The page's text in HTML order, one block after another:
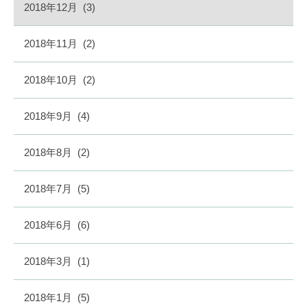
2018年12月 (3)
2018年11月 (2)
2018年10月 (2)
2018年9月 (4)
2018年8月 (2)
2018年7月 (5)
2018年6月 (6)
2018年3月 (1)
2018年1月 (5)